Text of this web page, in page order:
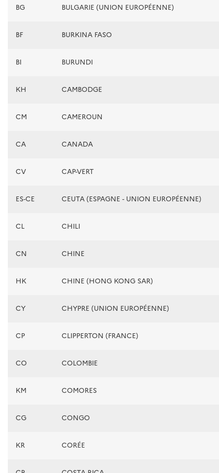
BG BULGARIE (UNION EUROPÉENNE)
BF BURKINA FASO
BI BURUNDI
KH CAMBODGE
CM CAMEROUN
CA CANADA
CV CAP-VERT
ES-CE CEUTA (ESPAGNE - UNION EUROPÉENNE)
CL CHILI
CN CHINE
HK CHINE (HONG KONG SAR)
CY CHYPRE (UNION EUROPÉENNE)
CP CLIPPERTON (FRANCE)
CO COLOMBIE
KM COMORES
CG CONGO
KR CORÉE